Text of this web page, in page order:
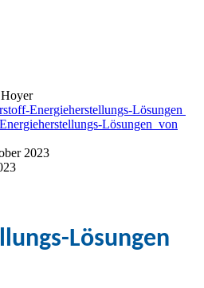
Energieherstellungs-Lösungen
Lösungen von
2023
Lösungen